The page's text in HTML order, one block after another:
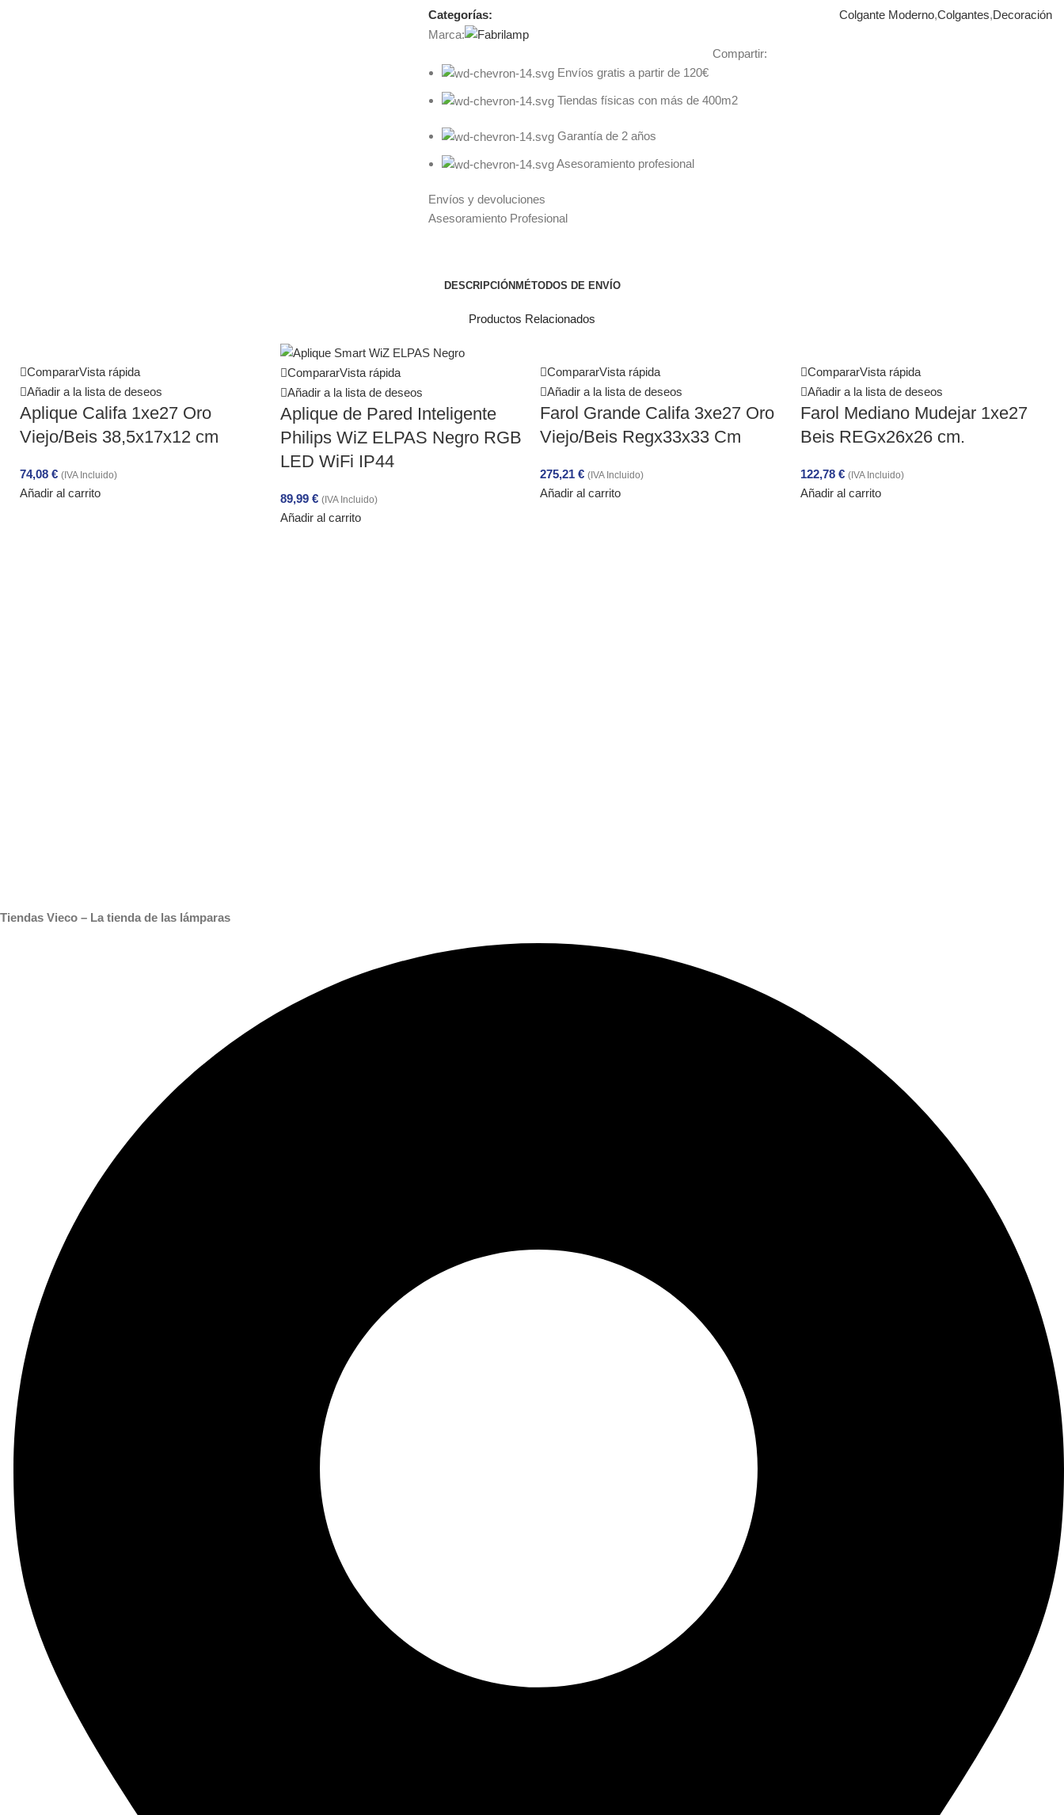
Categorías:
Colgante Moderno,Colgantes,Decoración
Marca:
Compartir:
Envíos gratis a partir de 120€
Tiendas físicas con más de 400m2
Garantía de 2 años
Asesoramiento profesional
Envíos y devoluciones
Asesoramiento Profesional
DESCRIPCIÓN MÉTODOS DE ENVÍO
Productos Relacionados
CompararVista rápida
Añadir a la lista de deseos
Aplique Califa 1xe27 Oro
Viejo/Beis 38,5x17x12 cm
74,08 € (IVA Incluido)
Añadir al carrito
CompararVista rápida
Añadir a la lista de deseos
Aplique de Pared Inteligente
Philips WiZ ELPAS Negro RGB
LED WiFi IP44
89,99 € (IVA Incluido)
Añadir al carrito
CompararVista rápida
Añadir a la lista de deseos
Farol Grande Califa 3xe27 Oro
Viejo/Beis Regx33x33 Cm
275,21 € (IVA Incluido)
Añadir al carrito
CompararVista rápida
Añadir a la lista de deseos
Farol Mediano Mudejar 1xe27
Beis REGx26x26 cm.
122,78 € (IVA Incluido)
Añadir al carrito
Tiendas Vieco – La tienda de las lámparas